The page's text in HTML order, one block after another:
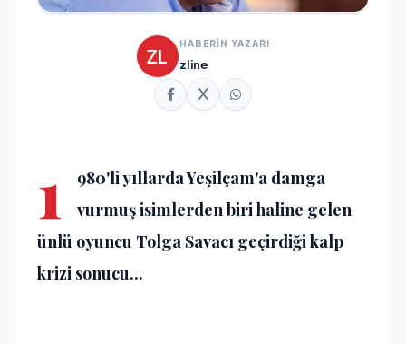
HABERİN YAZARI
zline
1
980'li yıllarda Yeşilçam'a damga
vurmuş isimlerden biri haline gelen
ünlü oyuncu Tolga Savacı geçirdiği kalp
krizi sonucu...